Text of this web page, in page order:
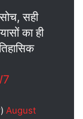
सही
का ही
August